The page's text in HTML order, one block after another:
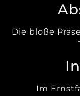
Die bloße
Im